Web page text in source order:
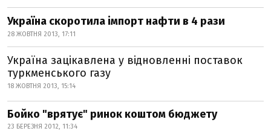
Україна скоротила імпорт нафти в 4 рази
28 ЖОВТНЯ 2013, 17:11
Україна зацікавлена у відновленні поставок
туркменського газу
18 ЖОВТНЯ 2013, 15:14
Бойко "врятує" ринок коштом бюджету
23 БЕРЕЗНЯ 2012, 11:34